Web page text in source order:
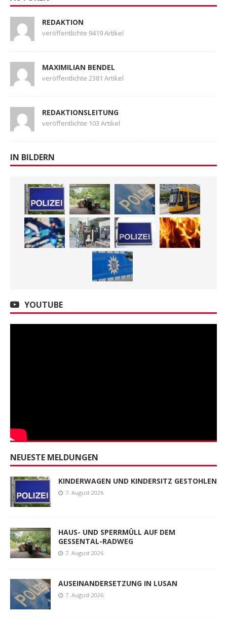
REDAKTION
veröffentlichte 9419 Artikel
MAXIMILIAN BENDEL
veröffentlichte 2381 Artikel
REDAKTIONSLEITUNG
veröffentlichte 103 Artikel
IN BILDERN
YOUTUBE
NEUESTE MELDUNGEN
KINDERWAGEN UND KINDERSITZ GESTOHLEN
7. August 2026
HAUS- UND SPERRMÜLL AUF DEM
GESSENTAL-RADWEG
7. August 2026
AUSEINANDERSETZUNG IN LUSAN
7. August 2026